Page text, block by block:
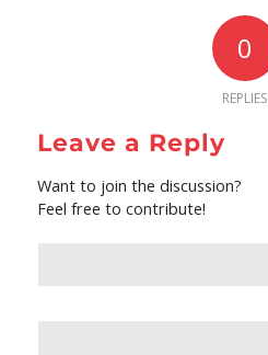
0
REPLIES
Leave a Reply
Want to join the discussion?
Feel free to contribute!